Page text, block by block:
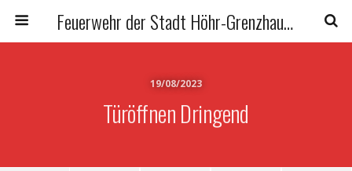
Feuerwehr der Stadt Höhr-Grenzhausen
19/08/2023
Türöffnen Dringend